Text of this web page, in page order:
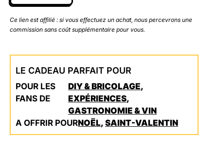
Ce lien est affilié : si vous effectuez un achat, nous percevrons une
commission sans coût supplémentaire pour vous.
LE CADEAU PARFAIT POUR
POUR LES
FANS DE
DIY & BRICOLAGE,
EXPÉRIENCES,
GASTRONOMIE & VIN
A OFFRIR POURNOËL, SAINT-VALENTIN